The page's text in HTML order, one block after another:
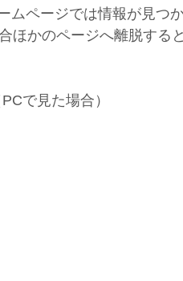
ムページでは情報が見つ
ほかのページへ離脱する
で見た場合）